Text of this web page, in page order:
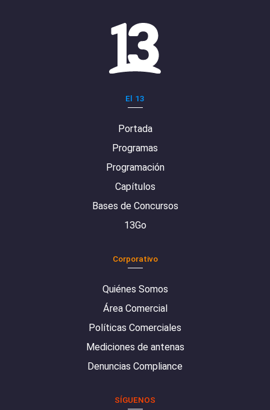
El 13
Portada
Programas
Programación
Capítulos
Bases de Concursos
13Go
Corporativo
Quiénes Somos
Área Comercial
Políticas Comerciales
Mediciones de antenas
Denuncias Compliance
SÍGUENOS